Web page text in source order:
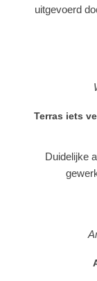
uitgevoerd
Terras iets
Duidelijke